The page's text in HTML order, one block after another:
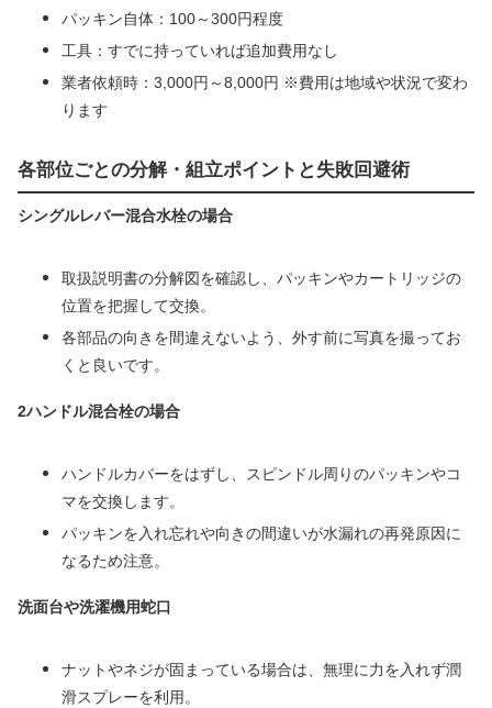
パッキン自体：100～300円程度
工具：すでに持っていれば追加費用なし
業者依頼時：3,000円～8,000円 ※費用は地域や状況で変わ
ります
各部位ごとの分解・組立ポイントと失敗回避術
シングルレバー混合水栓の場合
取扱説明書の分解図を確認し、パッキンやカートリッジの
位置を把握して交換。
各部品の向きを間違えないよう、外す前に写真を撮ってお
くと良いです。
2ハンドル混合栓の場合
ハンドルカバーをはずし、スピンドル周りのパッキンやコ
マを交換します。
パッキンを入れ忘れや向きの間違いが水漏れの再発原因に
なるため注意。
洗面台や洗濯機用蛇口
ナットやネジが固まっている場合は、無理に力を入れず潤
滑スプレーを利用。